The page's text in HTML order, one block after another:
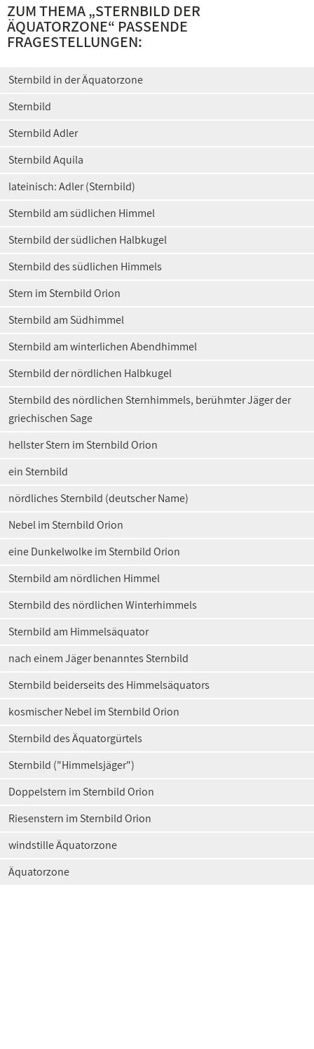
ZUM THEMA „STERNBILD DER
ÄQUATORZONE“ PASSENDE
FRAGESTELLUNGEN:
Sternbild in der Äquatorzone
Sternbild
Sternbild Adler
Sternbild Aquila
lateinisch: Adler (Sternbild)
Sternbild am südlichen Himmel
Sternbild der südlichen Halbkugel
Sternbild des südlichen Himmels
Stern im Sternbild Orion
Sternbild am Südhimmel
Sternbild am winterlichen Abendhimmel
Sternbild der nördlichen Halbkugel
Sternbild des nördlichen Sternhimmels, berühmter Jäger der
griechischen Sage
hellster Stern im Sternbild Orion
ein Sternbild
nördliches Sternbild (deutscher Name)
Nebel im Sternbild Orion
eine Dunkelwolke im Sternbild Orion
Sternbild am nördlichen Himmel
Sternbild des nördlichen Winterhimmels
Sternbild am Himmelsäquator
nach einem Jäger benanntes Sternbild
Sternbild beiderseits des Himmelsäquators
kosmischer Nebel im Sternbild Orion
Sternbild des Äquatorgürtels
Sternbild ("Himmelsjäger")
Doppelstern im Sternbild Orion
Riesenstern im Sternbild Orion
windstille Äquatorzone
Äquatorzone